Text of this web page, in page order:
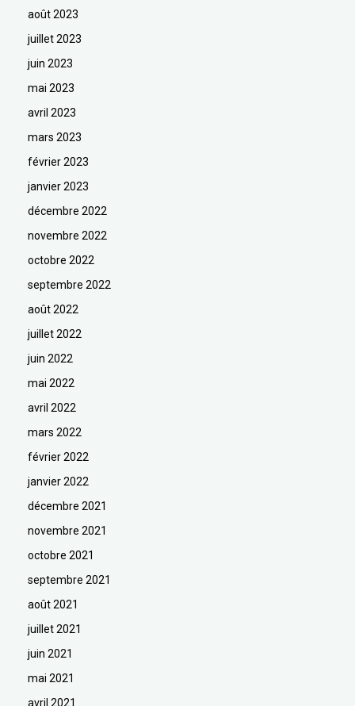
août 2023
juillet 2023
juin 2023
mai 2023
avril 2023
mars 2023
février 2023
janvier 2023
décembre 2022
novembre 2022
octobre 2022
septembre 2022
août 2022
juillet 2022
juin 2022
mai 2022
avril 2022
mars 2022
février 2022
janvier 2022
décembre 2021
novembre 2021
octobre 2021
septembre 2021
août 2021
juillet 2021
juin 2021
mai 2021
avril 2021